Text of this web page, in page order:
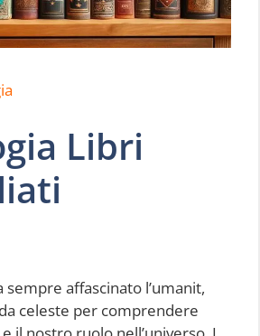
Libri
sempre affascinato l’umanit,
celeste per comprendere